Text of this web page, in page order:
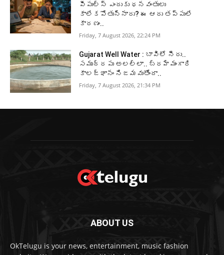
పీపుల్స్ ఎందుకు ధనవంతులు
కాలేకపోతున్నారు? ఈ ఆరు తప్పులే
కారణం..
Friday, 7 August 2026, 22:24 PM
Gujarat Well Water : బావిలో నీరు..
సముద్రపు అలల్లా.. బ్రహ్మంగారి
కాలజ్ఞానం నిజమవుతోందా..
Friday, 7 August 2026, 21:34 PM
ABOUT US
OkTelugu is your news, entertainment, music fashion